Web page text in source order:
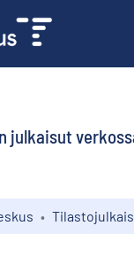
julkaisut